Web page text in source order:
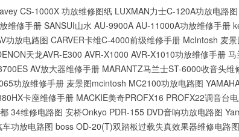
CS-1000X 功放维修图纸 LUXMAN力士C-120A功放电路图
维修手册 SANSUI山水 AU-9900A AU-11000A功放维修手册
功放电路图 CARVER卡维C-4000前级维修手册 McIntosh 麦
天龙AVR-E300 AVR-X1000 AVR-X1010功放维修手册马
AV放大器维修手册 MARANTZ马兰士ST-6000收音头维
功放维修手册 麦景图mcintosh MC2100功放电路图
卡座维修手册 MACKIE美奇PROFX16 PROFX22调音台
34维修电路图 安桥Onkyo PDR-155 DVD音响功放电路图
功放电路图 boss OD-20(T)双踏板过载失真效果器维修电路